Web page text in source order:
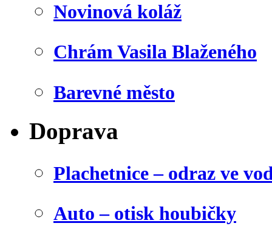
Novinová koláž
Chrám Vasila Blaženého
Barevné město
Doprava
Plachetnice – odraz ve
Auto – otisk houbičky